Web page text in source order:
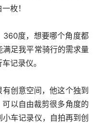
枚！
足我平常骑行的需求量
记录仪。
以自由裁剪很多角度的
车记录仪，自拍再到创